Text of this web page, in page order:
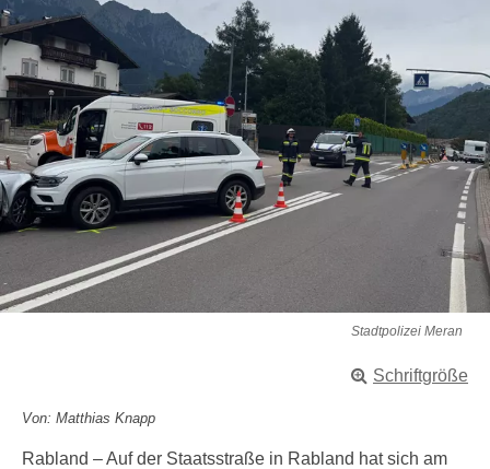
Stadtpolizei Meran
Schriftgröße
Von: Matthias Knapp
Rabland – Auf der Staatsstraße in Rabland hat sich am